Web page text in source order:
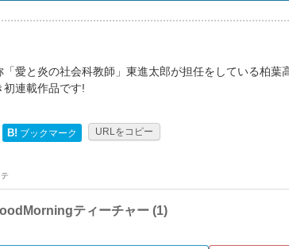
愛と炎の社会科教師」東進太郎が担任をしている柏葉
初連載作品です!
B! ブックマーク URLをコピー
ティーチャー (1)